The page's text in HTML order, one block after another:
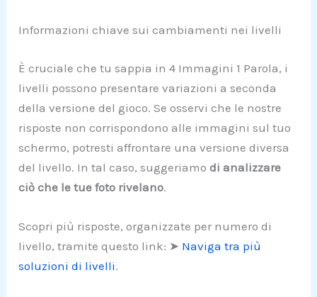
Informazioni chiave sui cambiamenti nei livelli
È cruciale che tu sappia in 4 Immagini 1 Parola, i
livelli possono presentare variazioni a seconda
della versione del gioco. Se osservi che le nostre
risposte non corrispondono alle immagini sul tuo
schermo, potresti affrontare una versione diversa
del livello. In tal caso, suggeriamodi analizzare
ciò che le tue foto rivelano.
Scopri più risposte, organizzate per numero di
livello, tramite questo link: ➤ Naviga tra più
soluzioni di livelli.